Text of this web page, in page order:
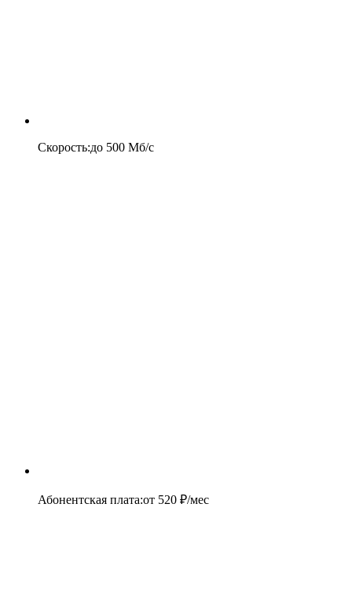
Скорость:до 500 Мб/c
Абонентская плата:от 520 ₽/мес